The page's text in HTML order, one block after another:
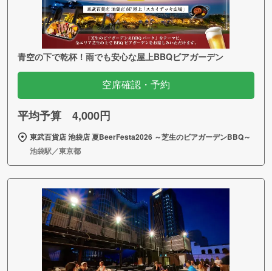
青空の下で乾杯！雨でも安心な屋上BBQビアガーデン
空席確認・予約
平均予算 4,000円
東武百貨店 池袋店 夏BeerFesta2026 ～芝生のビアガーデンBBQ～
池袋駅／東京都